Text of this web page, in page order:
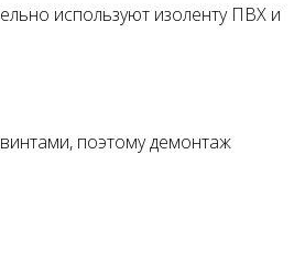
используют изоленту ПВХ и
поэтому демонтаж